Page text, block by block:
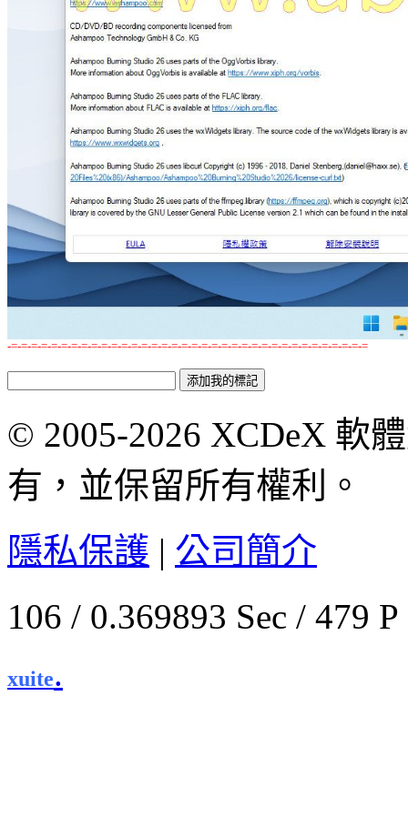
-=-=-=-=-=-=-=-=-=-=-=-=-=-=-=-=-=-=-=-=-=-=-=-=-=-=-=-=-=-=-=-=-=-=-=-=
© 2005-2026 XCDeX 軟
有，並保留所有權利。
隱私保護 | 公司簡介
106 / 0.369893 Sec / 479
xuite.